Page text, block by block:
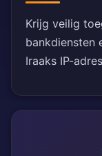
Krijg veilig
bankdiensten
Iraaks IP-